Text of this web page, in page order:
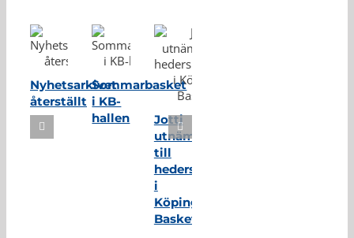
Nyhetsarkivet
återställt
Sommarbasket
i KB-
hallen
Jotti
utnämnd
till
hedersmedlem
i
Köping
Basket